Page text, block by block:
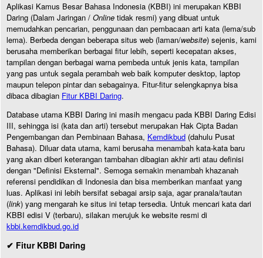
Aplikasi Kamus Besar Bahasa Indonesia (KBBI) ini merupakan KBBI
Daring (Dalam Jaringan / Online tidak resmi) yang dibuat untuk
memudahkan pencarian, penggunaan dan pembacaan arti kata (lema/sub
lema). Berbeda dengan beberapa situs web (laman/website) sejenis, kami
berusaha memberikan berbagai fitur lebih, seperti kecepatan akses,
tampilan dengan berbagai warna pembeda untuk jenis kata, tampilan
yang pas untuk segala perambah web baik komputer desktop, laptop
maupun telepon pintar dan sebagainya. Fitur-fitur selengkapnya bisa
dibaca dibagian Fitur KBBI Daring.
Database utama KBBI Daring ini masih mengacu pada KBBI Daring Edisi
III, sehingga isi (kata dan arti) tersebut merupakan Hak Cipta Badan
Pengembangan dan Pembinaan Bahasa, Kemdikbud (dahulu Pusat
Bahasa). Diluar data utama, kami berusaha menambah kata-kata baru
yang akan diberi keterangan tambahan dibagian akhir arti atau definisi
dengan "Definisi Eksternal". Semoga semakin menambah khazanah
referensi pendidikan di Indonesia dan bisa memberikan manfaat yang
luas. Aplikasi ini lebih bersifat sebagai arsip saja, agar pranala/tautan
(link) yang mengarah ke situs ini tetap tersedia. Untuk mencari kata dari
KBBI edisi V (terbaru), silakan merujuk ke website resmi di
kbbi.kemdikbud.go.id
✔ Fitur KBBI Daring